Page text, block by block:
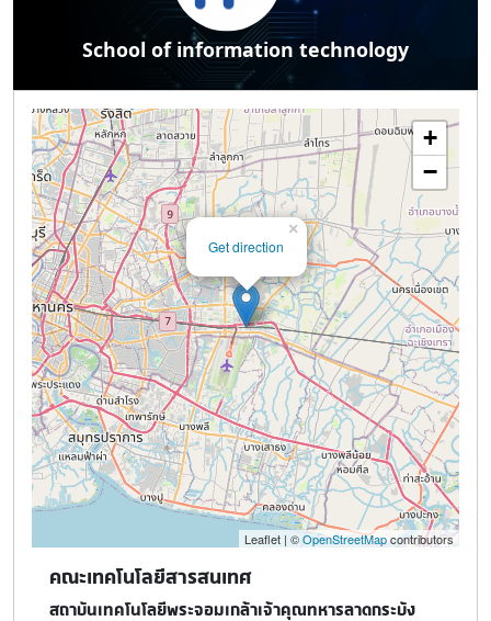
School of information technology
Get direction
×
+
−
Leaflet | ©OpenStreetMapcontributors
คณะเทคโนโลยีสารสนเทศ
สถาบันเทคโนโลยีพระจอมเกล้าเจ้าคุณทหารลาดกระบัง